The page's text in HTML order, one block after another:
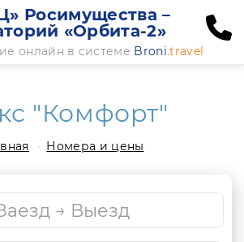
Росимущества –
«Орбита-2»
онлайн в системе Broni.travel
"Комфорт"
Номера и цены